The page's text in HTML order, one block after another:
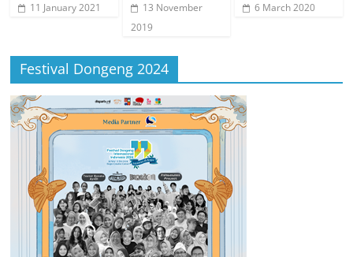
11 January 2021
13 November
2019
6 March 2020
Festival Dongeng 2024